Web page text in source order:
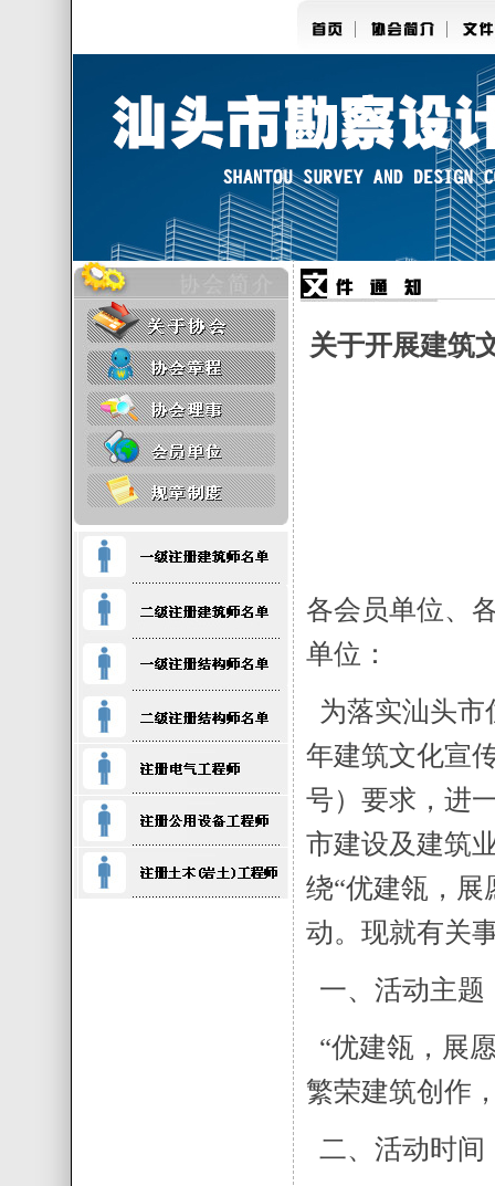
关于开展建筑
各会员单位、
单位：
为落实汕头市
年建筑文化宣
号）要求，进
市建设及建筑
绕“优建瓴，展
动。现就有关
一、活动主题
“优建瓴，展
繁荣建筑创作
二、活动时间